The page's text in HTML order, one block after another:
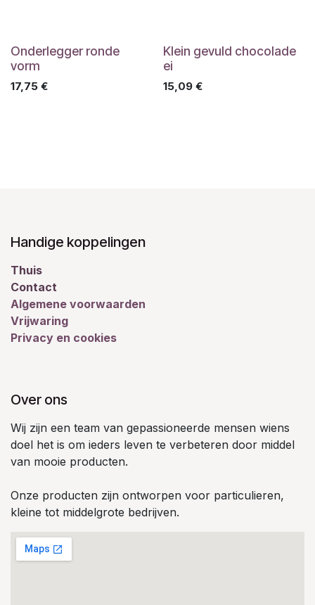
Onderlegger ronde
vorm
17,75 €
Klein gevuld chocolade
ei
15,09€
Handige koppelingen
Thuis
Contact
Algemene voorwaarden
Vrijwaring
Privacy en cookies
Over ons
Wij zijn een team van gepassioneerde mensen wiens
doel het is om ieders leven te verbeteren door middel
van mooie producten.
Onze producten zijn ontworpen voor particulieren,
kleine tot middelgrote bedrijven.